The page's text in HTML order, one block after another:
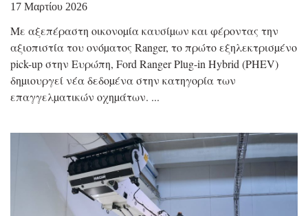
17 Μαρτίου 2026
Με αξεπέραστη οικονοµία καυσίµων και φέροντας την
αξιοπιστία του ονόµατος Ranger, το πρώτο εξηλεκτρισµένο
pick-up στην Ευρώπη, Ford Ranger Plug-in Hybrid (PHEV)
δηµιουργεί νέα δεδοµένα στην κατηγορία των
επαγγελµατικών οχηµάτων.